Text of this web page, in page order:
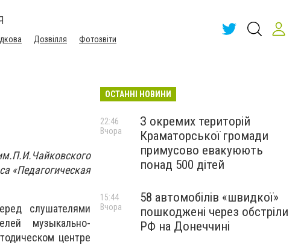
Дозвілля Фотозвіти
«Педагогическая
слушателями
музыкально-
центре
ОСТАННІ НОВИНИ
З окремих територій
Краматорської громади
примусово евакуюють
понад 500 дітей
22:46
Вчора
58 автомобілів «швидкої»
пошкоджені через обстріли
РФ на Донеччині
15:44
Вчора